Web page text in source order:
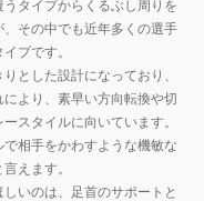
タイプからくるぶし周りを
その中でも近年多くの選手
プです。
とした設計になっており、
より、素早い方向転換や切
スタイルに向いています。
相手をかわすような機敏な
えます。
いのは、足首のサポートと